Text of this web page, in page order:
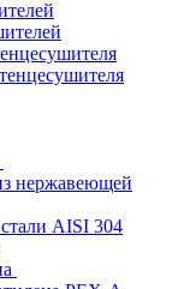
нержавеющей
AISI 304